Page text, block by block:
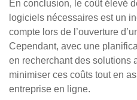
En conclusion, le coût élevé
logiciels nécessaires est un
compte lors de l’ouverture
Cependant, avec une
en recherchant des solutions
minimiser ces coûts tout en
entreprise en ligne.